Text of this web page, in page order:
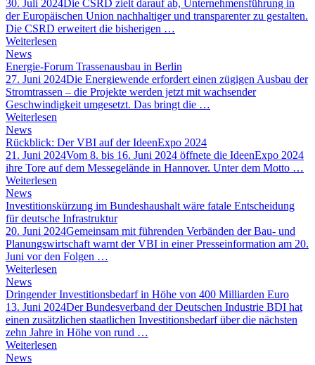
30. Juli 2024Die CSRD zielt darauf ab, Unternehmensführung in
der Europäischen Union nachhaltiger und transparenter zu gestalten.
Die CSRD erweitert die bisherigen …
Weiterlesen
News
Energie-Forum Trassenausbau in Berlin
27. Juni 2024Die Energiewende erfordert einen zügigen Ausbau der
Stromtrassen – die Projekte werden jetzt mit wachsender
Geschwindigkeit umgesetzt. Das bringt die …
Weiterlesen
News
Rückblick: Der VBI auf der IdeenExpo 2024
21. Juni 2024Vom 8. bis 16. Juni 2024 öffnete die IdeenExpo 2024
ihre Tore auf dem Messegelände in Hannover. Unter dem Motto …
Weiterlesen
News
Investitionskürzung im Bundeshaushalt wäre fatale Entscheidung
für deutsche Infrastruktur
20. Juni 2024Gemeinsam mit führenden Verbänden der Bau- und
Planungswirtschaft warnt der VBI in einer Presseinformation am 20.
Juni vor den Folgen …
Weiterlesen
News
Dringender Investitionsbedarf in Höhe von 400 Milliarden Euro
13. Juni 2024Der Bundesverband der Deutschen Industrie BDI hat
einen zusätzlichen staatlichen Investitionsbedarf über die nächsten
zehn Jahre in Höhe von rund …
Weiterlesen
News